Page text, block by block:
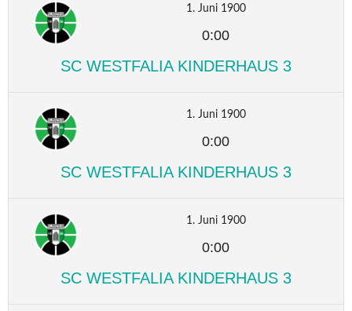
1. Juni 1900
0:00
SC WESTFALIA KINDERHAUS 3
1. Juni 1900
0:00
SC WESTFALIA KINDERHAUS 3
1. Juni 1900
0:00
SC WESTFALIA KINDERHAUS 3